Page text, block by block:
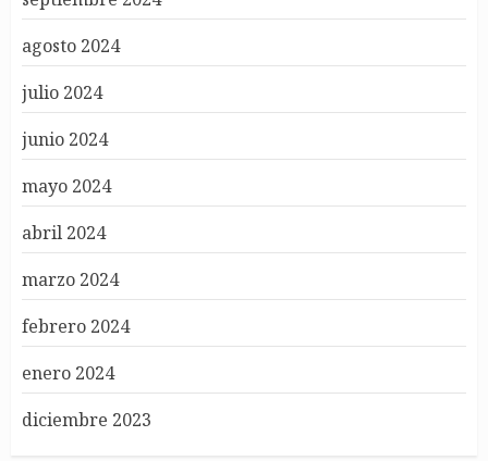
agosto 2024
julio 2024
junio 2024
mayo 2024
abril 2024
marzo 2024
febrero 2024
enero 2024
diciembre 2023